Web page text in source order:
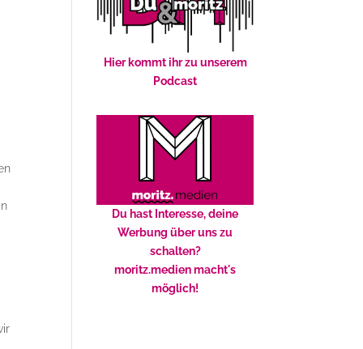
Hier kommt ihr zu unserem
Podcast
Du hast Interesse, deine
Werbung über uns zu
schalten?
moritz.medien macht's
möglich!